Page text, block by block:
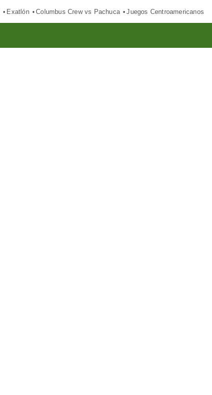
Exatlón Columbus Crew vs Pachuca Juegos Centroamericanos